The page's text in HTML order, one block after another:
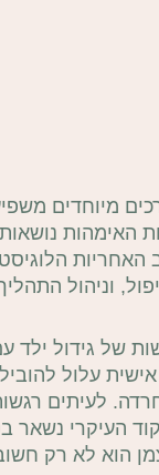
מיוחדים
האימהות
האחריות
וניהול
של גידול ילד
אישית עלול
לעיתים
העיקרי נשאר
הוא לא רק